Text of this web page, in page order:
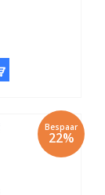
Bespaar
22%